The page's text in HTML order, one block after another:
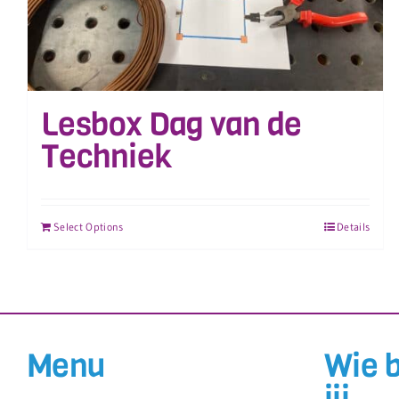
Lesbox Dag van de
Techniek
Select Options Details
Menu Wie